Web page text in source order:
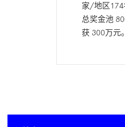
家/地区174
总奖金池
获 300万元